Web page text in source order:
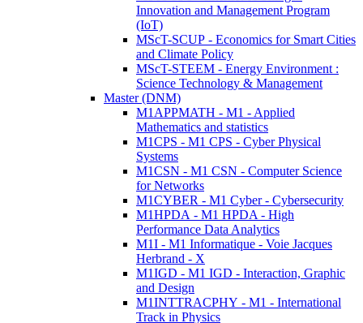
Innovation and Management Program
(IoT)
MScT-SCUP - Economics for Smart Cities
and Climate Policy
MScT-STEEM - Energy Environment :
Science Technology & Management
Master (DNM)
M1APPMATH - M1 - Applied
Mathematics and statistics
M1CPS - M1 CPS - Cyber Physical
Systems
M1CSN - M1 CSN - Computer Science
for Networks
M1CYBER - M1 Cyber - Cybersecurity
M1HPDA - M1 HPDA - High
Performance Data Analytics
M1I - M1 Informatique - Voie Jacques
Herbrand - X
M1IGD - M1 IGD - Interaction, Graphic
and Design
M1INTTRACPHY - M1 - International
Track in Physics